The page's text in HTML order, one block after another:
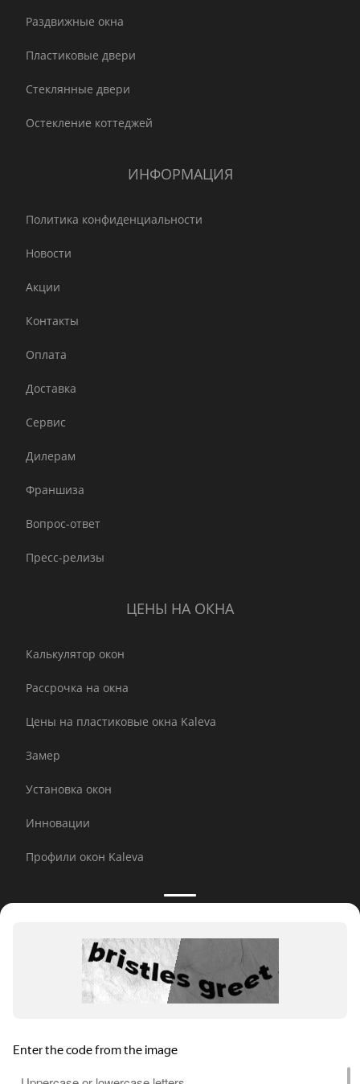
Раздвижные окна
Пластиковые двери
Стеклянные двери
Остекление коттеджей
ИНФОРМАЦИЯ
Политика конфиденциальности
Новости
Акции
Контакты
Оплата
Доставка
Сервис
Дилерам
Франшиза
Вопрос-ответ
Пресс-релизы
ЦЕНЫ НА ОКНА
Калькулятор окон
Рассрочка на окна
Цены на пластиковые окна Kaleva
Замер
Установка окон
Инновации
Профили окон Kaleva
Принимаем к оплате:
E-mail рассылка